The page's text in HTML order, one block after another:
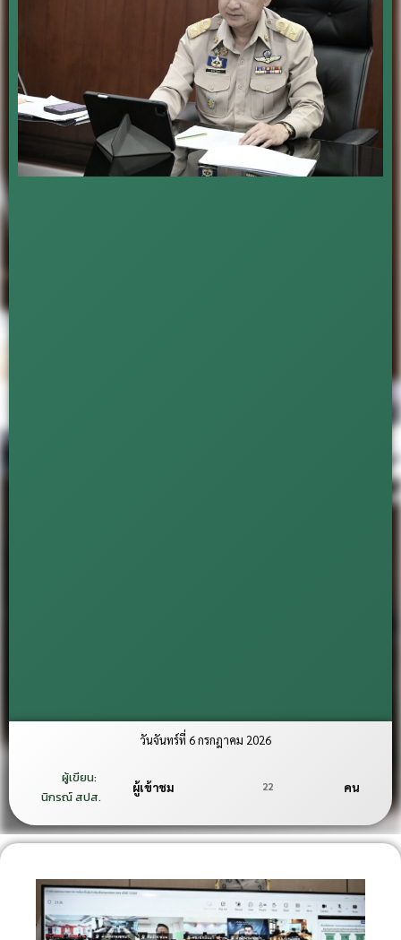
วันจันทร์ที่ 6 กรกฎาคม 2026
ผู้เขียน:
นิกรณ์ สปส.
ผู้เข้าชม 22 คน